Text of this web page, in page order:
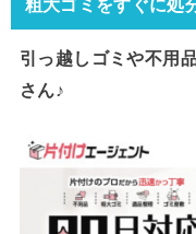
引っ越しゴミや不用
さん♪